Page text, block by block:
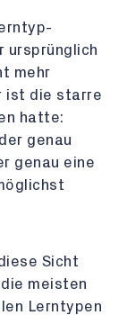
ursprünglich
mehr
ist die starre
hatte:
genau
genau eine
Sicht
meisten
Lerntypen